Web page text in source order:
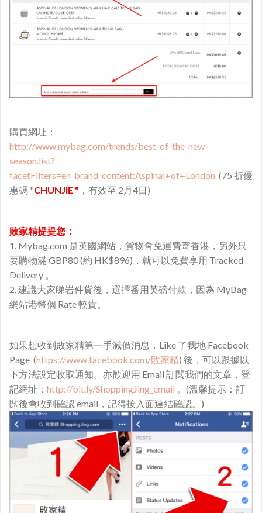
購買網址：
​http://www.mybag.com/trends/best-of-the-new-
season.list?
facetFilters=en_brand_content:Aspinal+of+London (75 折優
惠碼 "CHUNJIE " ，有效至 2月4日)
敗家精提提您：
1. Mybag.com 是英國網站，貨物會免運費寄香港，另外只
要購物滿 GBP80 (約 HK$896)，就可以免費享用 Tracked
Delivery 。
2. 建議大家睇岩件貨後，選擇番用英磅付款，因為 MyBag
網站港幣個 Rate 較貴。
如果想收到敗家精第一手減價消息，Like 了我地 Facebook
Page (https://www.facebook.com/敗家精) 後，可以跟據以
下方法設定收取通知。亦歡迎用 Email 訂閲我們的文章，登
記網址： http://bit.ly/ShoppingJing_email 。(溫馨提示：訂
閲後會收到確認 email，記得按入面連結確認。)